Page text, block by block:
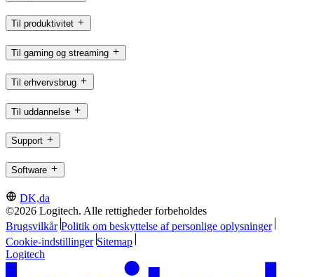
Til produktivitet
Til gaming og streaming
Til erhvervsbrug
Til uddannelse
Support
Software
DK,da
©2026 Logitech. Alle rettigheder forbeholdes
Brugsvilkår Politik om beskyttelse af personlige oplysninger
Cookie-indstillinger Sitemap
Logitech